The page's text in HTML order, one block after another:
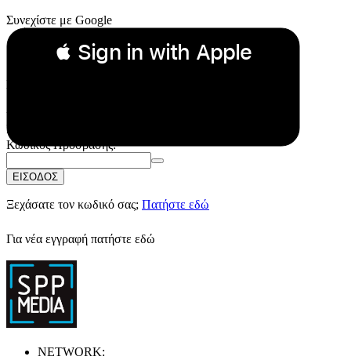
Συνεχίστε με Google
 Sign in with Apple
Συνεχίστε με Apple
ή
Email:
Κωδικός Πρόσβασης:
ΕΙΣΟΔΟΣ
Ξεχάσατε τον κωδικό σας; Πατήστε εδώ
Για νέα εγγραφή πατήστε εδώ
NETWORK: